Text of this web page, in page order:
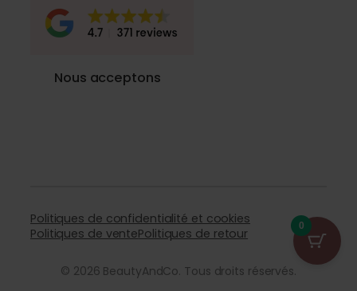
Nous acceptons
Politiques de confidentialité et cookies
Politiques de ventePolitiques de retour
© 2026 BeautyAndCo. Tous droits réservés.
0